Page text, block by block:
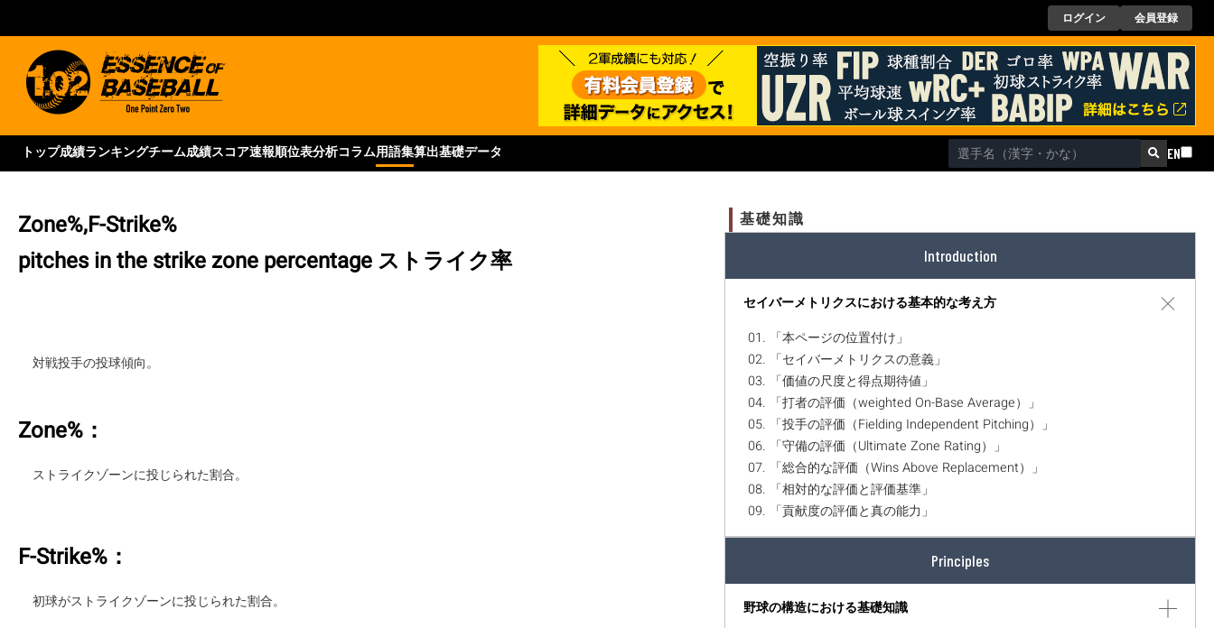
ログイン 会員登録
トップ成績ランキングチーム成績スコア速報順位表分析コラム用語集算出基礎データ EN
基礎知識
Introduction
セイバーメトリクスにおける基本的な考え方
01. 「本ページの位置付け」
02. 「セイバーメトリクスの意義」
03. 「価値の尺度と得点期待値」
04. 「打者の評価（weighted On-Base Average）」
05. 「投手の評価（Fielding Independent Pitching）」
06. 「守備の評価（Ultimate Zone Rating）」
07. 「総合的な評価（Wins Above Replacement）」
08. 「相対的な評価と評価基準」
09. 「貢献度の評価と真の能力」
Principles
野球の構造における基礎知識
Zone%,F-Strike%
pitches in the strike zone percentage ストライク率
対戦投手の投球傾向。
Zone%：
ストライクゾーンに投じられた割合。
F-Strike%：
初球がストライクゾーンに投じられた割合。